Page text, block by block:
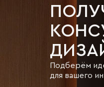
Подберём
для вашего